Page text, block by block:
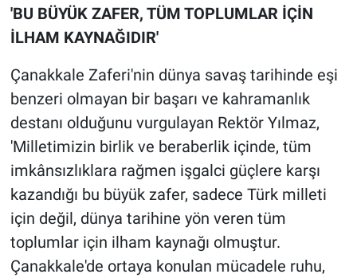
'BU BÜYÜK ZAFER, TÜM TOPLUMLAR İÇİN
İLHAM KAYNAĞIDIR'
Çanakkale Zaferi'nin dünya savaş tarihinde eşi
benzeri olmayan bir başarı ve kahramanlık
destanı olduğunu vurgulayan Rektör Yılmaz,
'Milletimizin birlik ve beraberlik içinde, tüm
imkânsızlıklara rağmen işgalci güçlere karşı
kazandığı bu büyük zafer, sadece Türk milleti
için değil, dünya tarihine yön veren tüm
toplumlar için ilham kaynağı olmuştur.
Çanakkale'de ortaya konulan mücadele ruhu,